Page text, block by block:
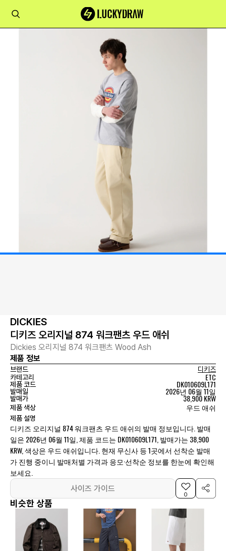
DICKIES
디키즈 오리지널 874 워크팬츠 우드 애쉬
Dickies 오리지널 874 워크팬츠 Wood Ash
제품 정보
브랜드
디키즈
카테고리
ETC
제품 코드 DK010609L171
발매일 2026년 06월 11일
발매가 38,900 KRW
제품 색상 우드 애쉬
제품 설명
디키즈 오리지널 874 워크팬츠 우드 애쉬의 발매 정보입니다. 발매
일은 2026년 06월 11일, 제품 코드는 DK010609L171, 발매가는 38,900
KRW, 색상은 우드 애쉬입니다. 현재 무신사 등 1곳에서 선착순 발매
가 진행 중이니 발매처별 가격과 응모·선착순 정보를 한눈에 확인해
보세요.
사이즈 가이드
0
비슷한 상품